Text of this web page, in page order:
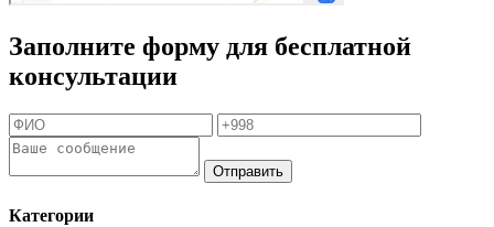
Заполните форму для бесплатной
консультации
Отправить
Категории